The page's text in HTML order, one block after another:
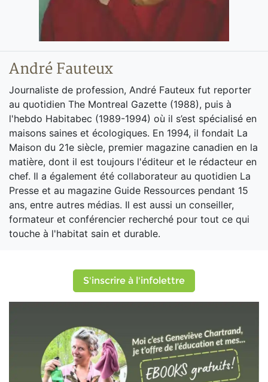
André Fauteux
Journaliste de profession, André Fauteux fut reporter
au quotidien The Montreal Gazette (1988), puis à
l'hebdo Habitabec (1989-1994) où il s’est spécialisé en
maisons saines et écologiques. En 1994, il fondait La
Maison du 21e siècle, premier magazine canadien en la
matière, dont il est toujours l'éditeur et le rédacteur en
chef. Il a également été collaborateur au quotidien La
Presse et au magazine Guide Ressources pendant 15
ans, entre autres médias. Il est aussi un conseiller,
formateur et conférencier recherché pour tout ce qui
touche à l'habitat sain et durable.
S'inscrire à l'infolettre